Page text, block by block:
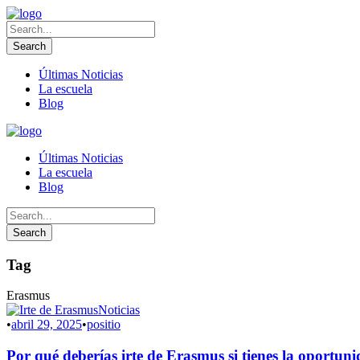
Últimas Noticias
La escuela
Blog
Últimas Noticias
La escuela
Blog
Tag
Erasmus
Noticias
•abril 29, 2025•positio
Por qué deberías irte de Erasmus si tienes la